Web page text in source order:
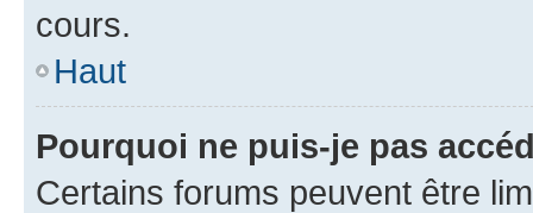
cours.
Haut
Pourquoi ne puis-je pas
Certains forums peuvent être